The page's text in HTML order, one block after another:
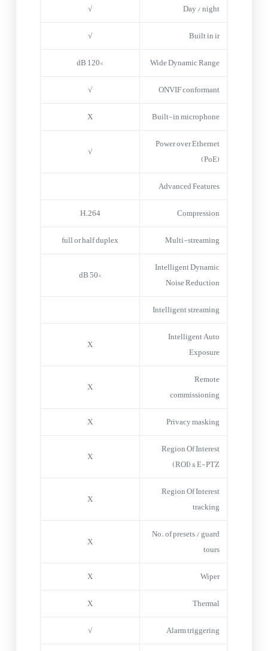
Day / night
√
Built in ir
√
Wide Dynamic Range
>120 dB
ONVIF conformant
√
Built-in microphone
X
Power over Ethernet
(PoE)
√
Advanced Features
Compression
H.264
Multi-streaming
full or half duplex
Intelligent Dynamic
Noise Reduction
>50 dB
Intelligent streaming
Intelligent Auto
Exposure
X
Remote
commissioning
X
Privacy masking
X
Region Of Interest
(ROI) & E-PTZ
X
Region Of Interest
tracking
X
No. of presets / guard
tours
X
Wiper
X
Thermal
X
Alarm triggering
√